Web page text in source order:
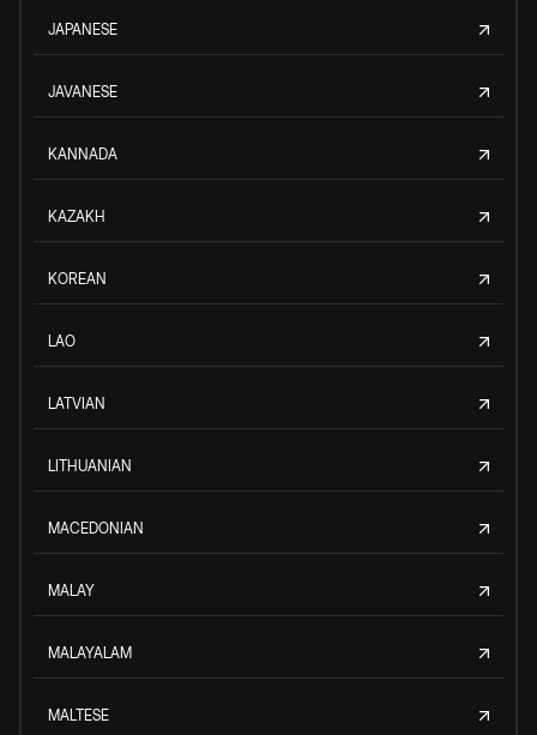
JAPANESE
JAVANESE
KANNADA
KAZAKH
KOREAN
LAO
LATVIAN
LITHUANIAN
MACEDONIAN
MALAY
MALAYALAM
MALTESE